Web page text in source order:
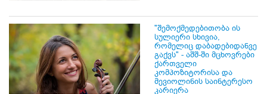
"შემოქმედებითობა ის
სულიერი სხივია,
რომელიც დაბადებიდანვე
გაქვს" - აშშ-ში მცხოვრები
ქართველი
კომპოზიტორისა და
მევიოლინის საინტერესო
კარიერა